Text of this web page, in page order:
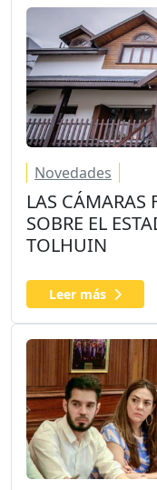
Novedades
LAS CÁMARAS
SOBRE EL
TOLHUIN
Leer más